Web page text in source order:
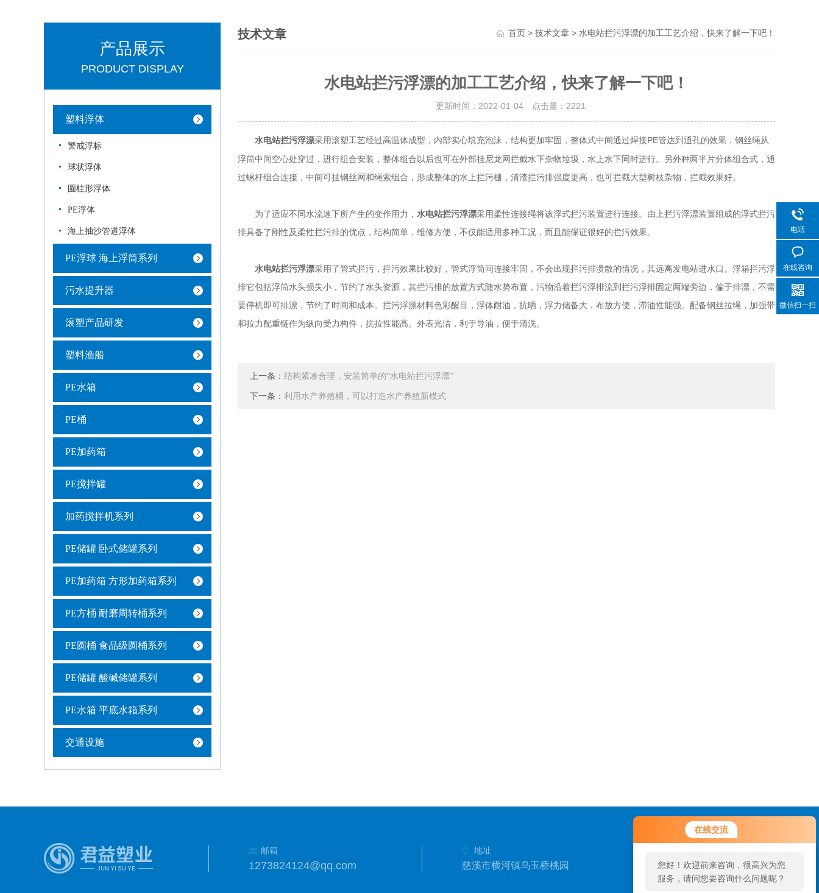
在线交流
您好！欢迎前来咨询，很高兴为您
服务，请问您要咨询什么问题呢？
产品展示
PRODUCT DISPLAY
塑料浮体
警戒浮标
球状浮体
圆柱形浮体
PE浮体
海上抽沙管道浮体
PE浮球 海上浮筒系列
污水提升器
滚塑产品研发
塑料渔船
PE水箱
PE桶
PE加药箱
PE搅拌罐
加药搅拌机系列
PE储罐 卧式储罐系列
PE加药箱 方形加药箱系列
PE方桶 耐磨周转桶系列
PE圆桶 食品级圆桶系列
PE储罐 酸碱储罐系列
PE水箱 平底水箱系列
交通设施
技术文章 首页 > 技术文章 > 水电站拦污浮漂的加工工艺介绍，快来了解一下吧！
水电站拦污浮漂的加工工艺介绍，快来了解一下吧！
更新时间：2022-01-04 点击量： 2221
水电站拦污浮漂采用滚塑工艺经过高温体成型，内部实心填充泡沫，结构更加牢固，整体式中间通过焊接PE管达到通孔的效果，钢丝绳从
浮筒中间空心处穿过，进行组合安装，整体组合以后也可在外部挂尼龙网拦截水下杂物垃圾，水上水下同时进行。另外种两半片分体组合式，通
过螺杆组合连接，中间可挂钢丝网和绳索组合，形成整体的水上拦污栅，清渣拦污排强度更高，也可拦截大型树枝杂物，拦截效果好。
为了适应不同水流速下所产生的变作用力， 水电站拦污浮漂采用柔性连接绳将该浮式拦污装置进行连接。由上拦污浮漂装置组成的浮式拦污
排具备了刚性及柔性拦污排的优点，结构简单，维修方便，不仅能适用多种工况，而且能保证很好的拦污效果。
水电站拦污浮漂采用了管式拦污，拦污效果比较好，管式浮筒间连接牢固，不会出现拦污排溃散的情况，其远离发电站进水口。浮箱拦污浮
排它包括浮筒水头损失小，节约了水头资源，其拦污排的放置方式随水势布置，污物沿着拦污浮排流到拦污浮排固定两端旁边，偏于排漂，不需
要停机即可排漂，节约了时间和成本。拦污浮漂材料色彩醒目，浮体耐油，抗晒，浮力储备大，布放方便，滞油性能强。配备钢丝拉绳，加强带
和拉力配重链作为纵向受力构件，抗拉性能高。外表光洁，利于导油，便于清洗。
上一条： 结构紧凑合理，安装简单的“水电站拦污浮漂”
下一条： 利用水产养殖桶，可以打造水产养殖新模式
邮箱
1273824124@qq.com
地址
慈溪市横河镇乌玉桥桃园
电话
在线咨询
微信扫一扫